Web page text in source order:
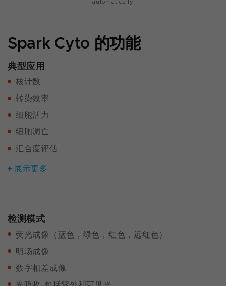
Spark Cyto 的功能
典型应用
核计数
转染效率
细胞活力
细胞凋亡
汇合度评估
展示更多
检测模式
荧光成像（蓝色，绿色，红色，远红色）
明场成像
数字相差成像